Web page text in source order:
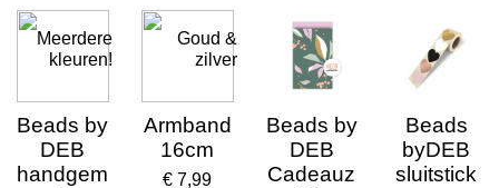
Meerdere
kleuren!
Beads by
DEB
handgem
Goud &
zilver
Armband
16cm
€ 7,99
Beads by
DEB
Cadeauz
Beads
byDEB
sluitstick